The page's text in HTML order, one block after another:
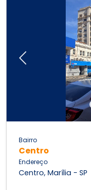
Previous
Bairro
Centro
Endereço
Centro, Marília - SP